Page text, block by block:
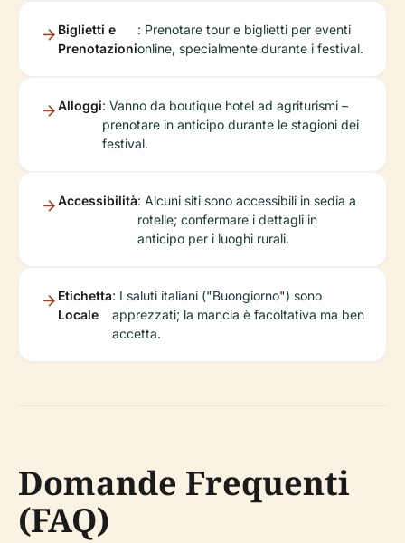
Biglietti e
Prenotazioni
: Prenotare tour e biglietti per eventi
online, specialmente durante i festival.
Alloggi: Vanno da boutique hotel ad agriturismi –
prenotare in anticipo durante le stagioni dei
festival.
Accessibilità: Alcuni siti sono accessibili in sedia a
rotelle; confermare i dettagli in
anticipo per i luoghi rurali.
Etichetta
Locale
: I saluti italiani ("Buongiorno") sono
apprezzati; la mancia è facoltativa ma ben
accetta.
Domande Frequenti
(FAQ)